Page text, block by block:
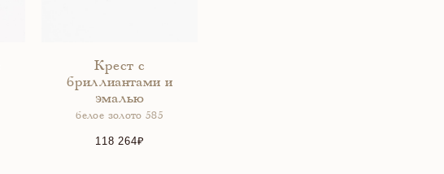
Крест с
бриллиантами и
эмалью
белое золото 585
118 264